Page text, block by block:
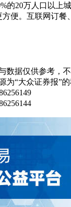
的20万人口以
便。互联网订餐
数据仅供参考，
为“大众证券报”